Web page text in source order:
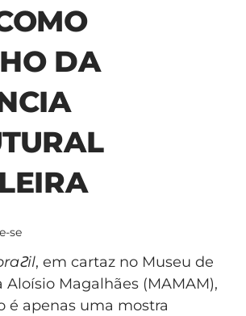
DA
se
, em cartaz no Museu de
Aloísio Magalhães (MAMAM),
é apenas uma mostra